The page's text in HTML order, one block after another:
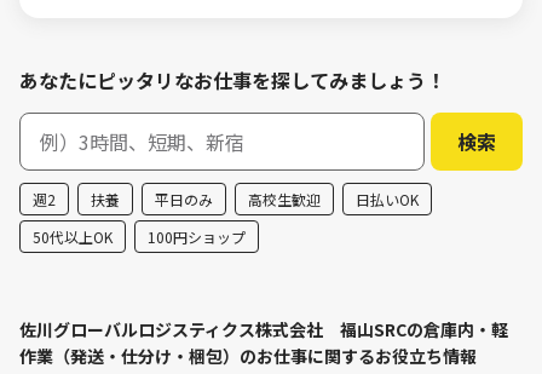
あなたにピッタリなお仕事を探してみましょう！
週2 扶養 平日のみ 高校生歓迎
日払いOK
50代以上OK
100円ショップ
佐川グローバルロジスティクス株式会社 福山SRCの倉庫内・軽
作業（発送・仕分け・梱包）のお仕事に関するお役立ち情報